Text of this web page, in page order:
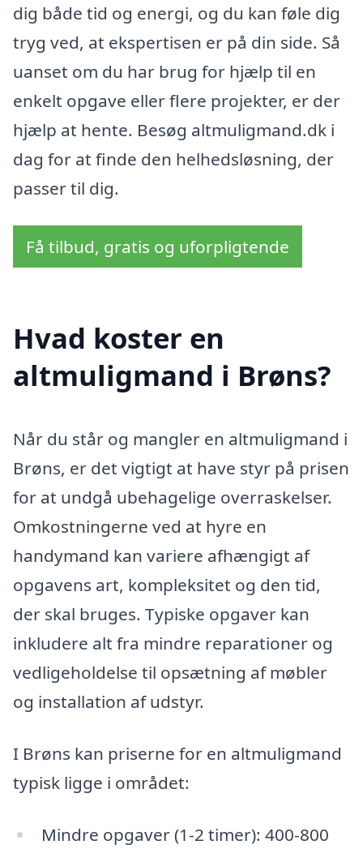
dig både tid og energi, og du kan føle dig
tryg ved, at ekspertisen er på din side. Så
uanset om du har brug for hjælp til en
enkelt opgave eller flere projekter, er der
hjælp at hente. Besøg altmuligmand.dk i
dag for at finde den helhedsløsning, der
passer til dig.
Få tilbud, gratis og uforpligtende
Hvad koster en
altmuligmand i Brøns?
Når du står og mangler en altmuligmand i
Brøns, er det vigtigt at have styr på prisen
for at undgå ubehagelige overraskelser.
Omkostningerne ved at hyre en
handymand kan variere afhængigt af
opgavens art, kompleksitet og den tid,
der skal bruges. Typiske opgaver kan
inkludere alt fra mindre reparationer og
vedligeholdelse til opsætning af møbler
og installation af udstyr.
I Brøns kan priserne for en altmuligmand
typisk ligge i området:
Mindre opgaver (1-2 timer): 400-800